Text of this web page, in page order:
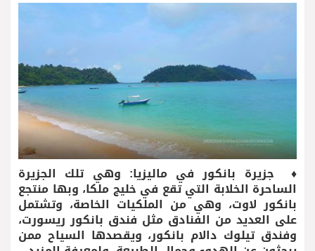
♦ جزيرة بانكور في ماليزيا: وهي تلك الجزيرة
الساحرة الخلابة التي تقع في خليج ملكا، وبها منتجع
بانكور لاوت، وهي من الملكيات الخاصة، وتشتمل
على العديد من الفنادق مثل فندق بانكور ريسورت،
وفندق تيلوك دالام بانكور، ويقصدها السياح ممن